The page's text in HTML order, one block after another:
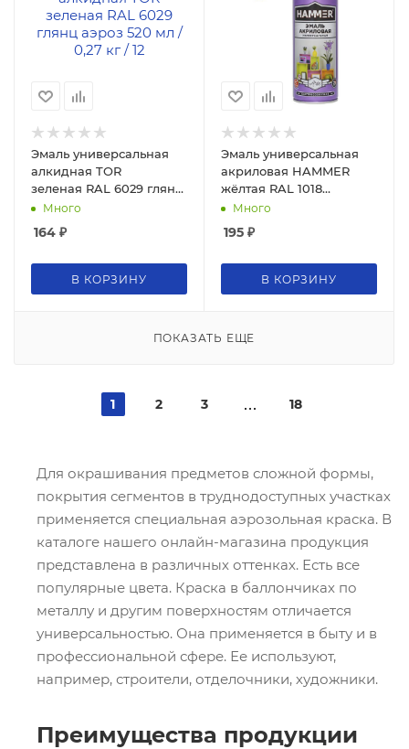
Эмаль универсальная
алкидная TOR
зеленая RAL 6029 глянц
аэроз 520 мл / 0,27 кг / 12
Много
164 ₽
В КОРЗИНУ
Эмаль универсальная
акриловая HAMMER
жёлтая RAL 1018
высокоглянцевая 520мл
Много
195 ₽
В КОРЗИНУ
ПОКАЗАТЬ ЕЩЕ
1 2 3 18
Для окрашивания предметов сложной формы,
покрытия сегментов в труднодоступных участках
применяется специальная аэрозольная краска. В
каталоге нашего онлайн-магазина продукция
представлена в различных оттенках. Есть все
популярные цвета. Краска в баллончиках по
металлу и другим поверхностям отличается
универсальностью. Она применяется в быту и в
профессиональной сфере. Ее используют,
например, строители, отделочники, художники.
Преимущества продукции